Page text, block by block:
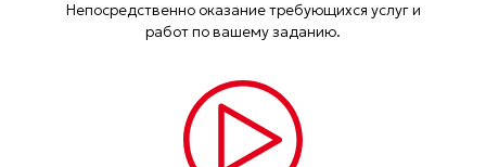
Непосредственно оказание требующихся услуг и
работ по вашему заданию.